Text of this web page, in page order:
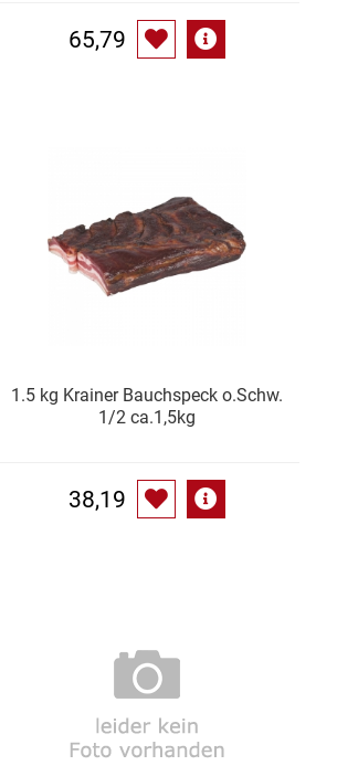
65,79
1.5 kg Krainer Bauchspeck o.Schw.
1/2 ca.1,5kg
38,19